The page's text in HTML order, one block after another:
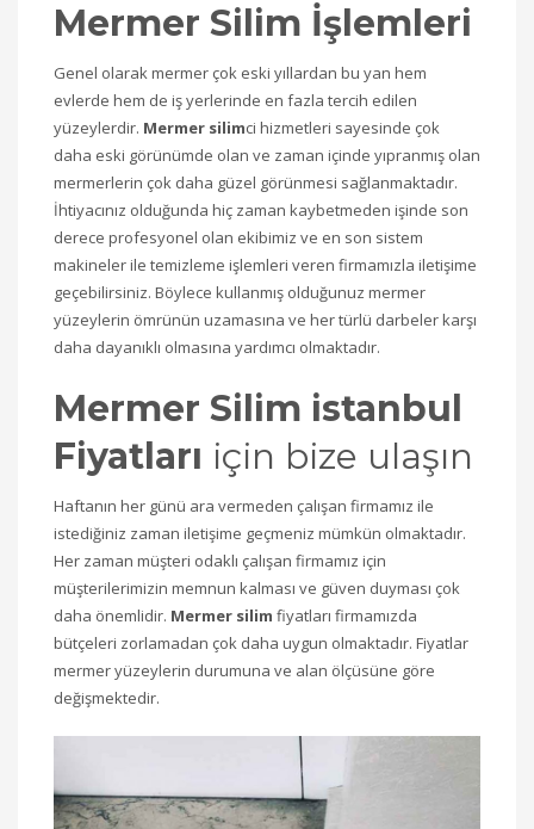
Mermer Silim İşlemleri
Genel olarak mermer çok eski yıllardan bu yan hem
evlerde hem de iş yerlerinde en fazla tercih edilen
yüzeylerdir. Mermer silimci hizmetleri sayesinde çok
daha eski görünümde olan ve zaman içinde yıpranmış olan
mermerlerin çok daha güzel görünmesi sağlanmaktadır.
İhtiyacınız olduğunda hiç zaman kaybetmeden işinde son
derece profesyonel olan ekibimiz ve en son sistem
makineler ile temizleme işlemleri veren firmamızla iletişime
geçebilirsiniz. Böylece kullanmış olduğunuz mermer
yüzeylerin ömrünün uzamasına ve her türlü darbeler karşı
daha dayanıklı olmasına yardımcı olmaktadır.
Mermer Silim istanbul
Fiyatları için bize ulaşın
Haftanın her günü ara vermeden çalışan firmamız ile
istediğiniz zaman iletişime geçmeniz mümkün olmaktadır.
Her zaman müşteri odaklı çalışan firmamız için
müşterilerimizin memnun kalması ve güven duyması çok
daha önemlidir. Mermer silim fiyatları firmamızda
bütçeleri zorlamadan çok daha uygun olmaktadır. Fiyatlar
mermer yüzeylerin durumuna ve alan ölçüsüne göre
değişmektedir.